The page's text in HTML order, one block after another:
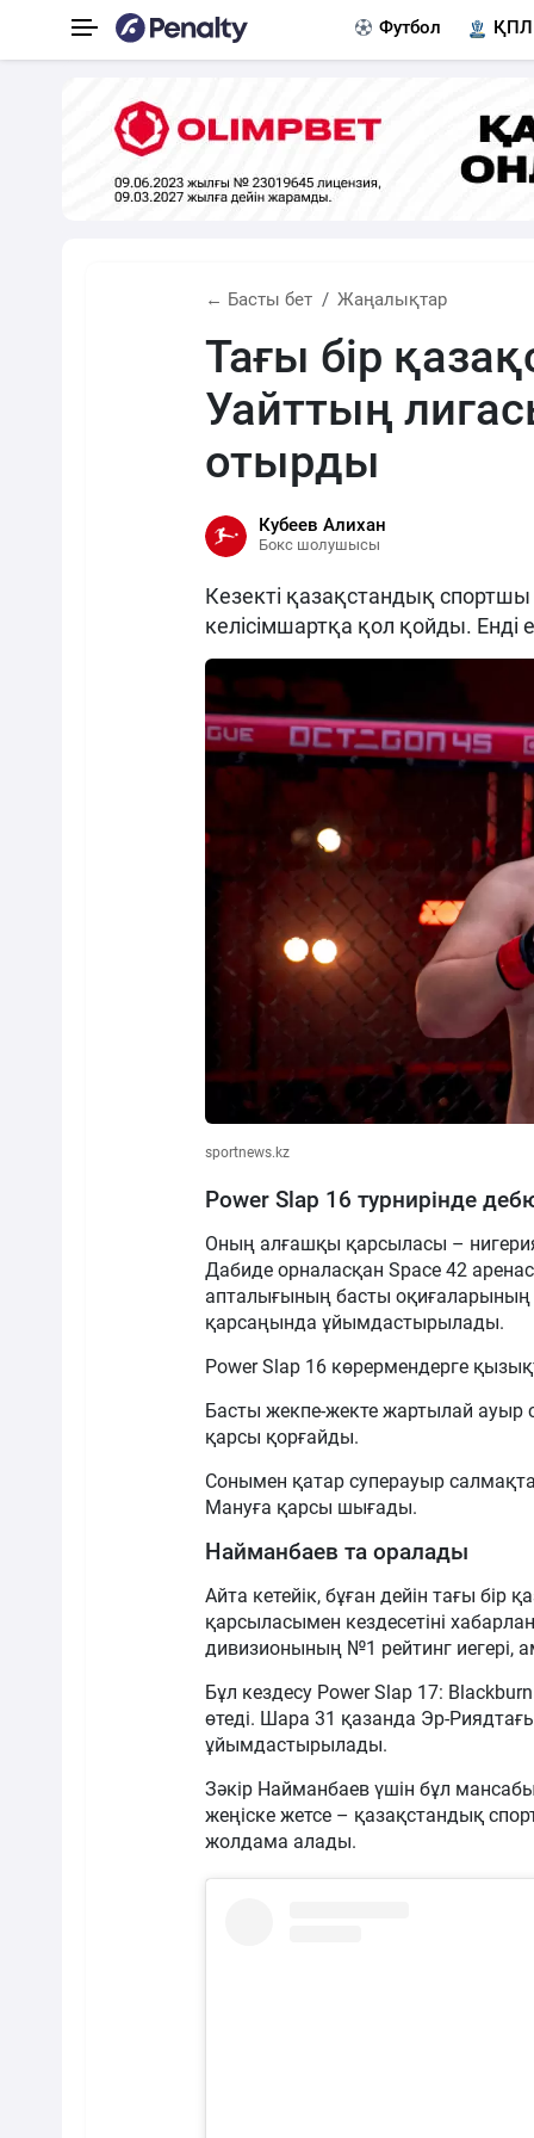
Футбол ҚПЛ
← Басты бет Жаңалықтар
Тағы бір
Уайттың
отырды
Кубеев Алихан
Бокс шолушысы
Кезекті қазақстандық
келісімшартқа қол қойды.
sportnews.kz
Power Slap 16 турнирінде
Оның алғашқы қарсыласы –
Дабиде орналасқан Space 42
апталығының басты оқиғаларының
қарсаңында ұйымдастырылады.
Power Slap 16 көрермендерге
Басты жекпе-жекте жартылай ауыр
қарсы қорғайды.
Сонымен қатар суперауыр
Мануға қарсы шығады.
Найманбаев та оралады
Айта кетейік, бұған дейін тағы
қарсыласымен кездесетіні
дивизионының №1 рейтинг иегері,
Бұл кездесу Power Slap 17:
өтеді. Шара 31 қазанда Эр-
ұйымдастырылады.
Зәкір Найманбаев үшін бұл
жеңіске жетсе – қазақстандық
жолдама алады.